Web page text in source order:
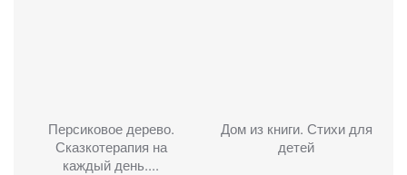
Персиковое дерево.
Сказкотерапия на
каждый день....
Дом из книги. Стихи для
детей